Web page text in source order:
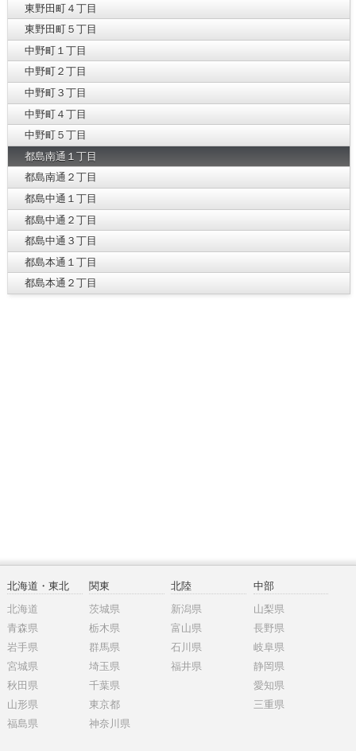
東野田町４丁目
東野田町５丁目
中野町１丁目
中野町２丁目
中野町３丁目
中野町４丁目
中野町５丁目
都島南通１丁目
都島南通２丁目
都島中通１丁目
都島中通２丁目
都島中通３丁目
都島本通１丁目
都島本通２丁目
北海道・東北
北海道
青森県
岩手県
宮城県
秋田県
山形県
福島県
関東
茨城県
栃木県
群馬県
埼玉県
千葉県
東京都
神奈川県
北陸
新潟県
富山県
石川県
福井県
中部
山梨県
長野県
岐阜県
静岡県
愛知県
三重県